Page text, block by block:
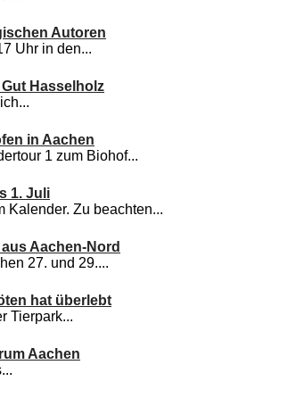
Autoren
Uhr in den...
Hasselholz
in Aachen
1 zum Biohof...
1. Juli
Kalender. Zu beachten...
Aachen-Nord
27. und 29....
hat überlebt
Tierpark...
Aachen